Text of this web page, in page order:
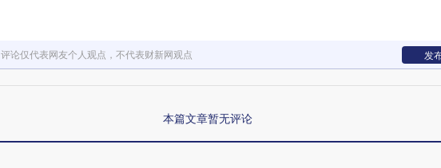
评论仅代表网友个人观点，不代表财新网观点 发
本篇文章暂无评论